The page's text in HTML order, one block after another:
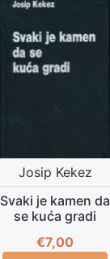
Josip Kekez
Svaki je kamen da
se kuća gradi
€7,00